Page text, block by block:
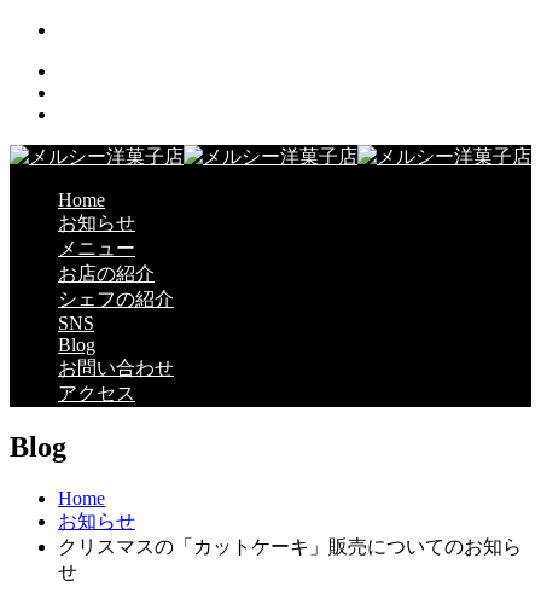
Home
お知らせ
メニュー
お店の紹介
シェフの紹介
SNS
Blog
お問い合わせ
アクセス
Blog
Home
お知らせ
クリスマスの「カットケーキ」販売についてのお知ら
せ